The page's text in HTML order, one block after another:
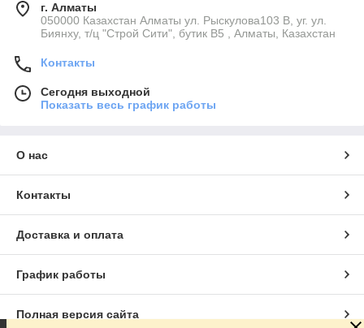
г. Алматы
050000 Казахстан Алматы ул. Рыскулова103 В, уг. ул.
Биянху, т/ц "Строй Сити", бутик В5 , Алматы, Казахстан
Контакты
Сегодня выходной
Показать весь график работы
О нас
Контакты
Доставка и оплата
График работы
Полная версия сайта